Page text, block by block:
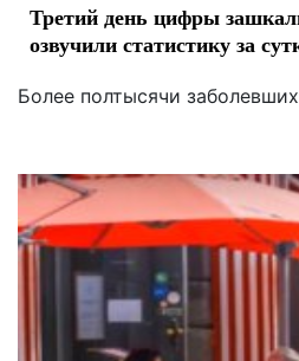
Третий день цифры
озвучили статистику за
Более полтысячи заболевших